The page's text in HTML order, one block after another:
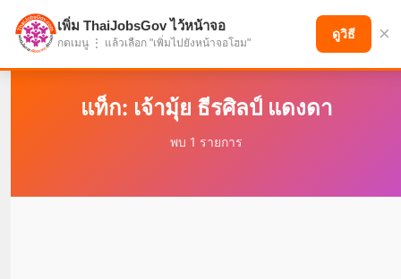
แบ่งปันโอกาส เพื่ออนาคตที่ก้าวหน้า
แท็ก: เจ้ามุ้ย ธีรศิลป์ แดงดา
พบ 1 รายการ
เพิ่ม ThaiJobsGov ไว้หน้าจอ
กดเมนู ⋮ แล้วเลือก "เพิ่มไปยังหน้าจอโฮม"
ดูวิธี ×